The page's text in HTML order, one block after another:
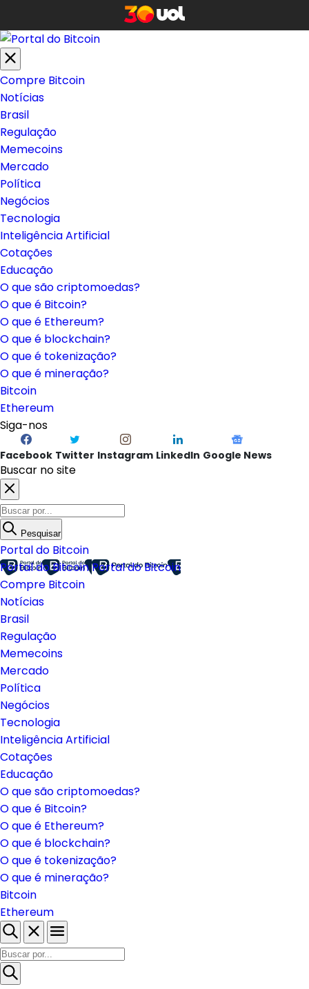
Compre Bitcoin
Notícias
Brasil
Regulação
Memecoins
Mercado
Política
Negócios
Tecnologia
Inteligência Artificial
Cotações
Educação
O que são criptomoedas?
O que é Bitcoin?
O que é Ethereum?
O que é blockchain?
O que é tokenização?
O que é mineração?
Bitcoin
Ethereum
Siga-nos
Facebook Twitter Instagram LinkedIn Google News
Buscar no site
Pesquisar
Portal do Bitcoin
Portal do BitcoinPortal do Bitcoin
Compre Bitcoin
Notícias
Brasil
Regulação
Memecoins
Mercado
Política
Negócios
Tecnologia
Inteligência Artificial
Cotações
Educação
O que são criptomoedas?
O que é Bitcoin?
O que é Ethereum?
O que é blockchain?
O que é tokenização?
O que é mineração?
Bitcoin
Ethereum